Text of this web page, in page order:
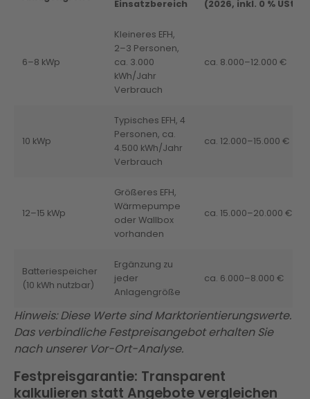
Einsatzbereich
(2026, inkl. 0 % USt.)
6–8 kWp
Kleineres EFH,
2–3 Personen,
ca. 3.000
kWh/Jahr
Verbrauch
ca. 8.000–12.000 €
10 kWp
Typisches EFH, 4
Personen, ca.
4.500 kWh/Jahr
Verbrauch
ca. 12.000–15.000 €
12–15 kWp
Größeres EFH,
Wärmepumpe
oder Wallbox
vorhanden
ca. 15.000–20.000 €
Batteriespeicher
(10 kWh nutzbar)
Ergänzung zu
jeder
Anlagengröße
ca. 6.000–8.000 €
Hinweis: Diese Werte sind Marktorientierungswerte.
Das verbindliche Festpreisangebot erhalten Sie
nach unserer Vor-Ort-Analyse.
Festpreisgarantie: Transparent
kalkulieren statt Angebote vergleichen